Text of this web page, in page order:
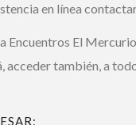
en línea
Encuentros El
acceder también, a